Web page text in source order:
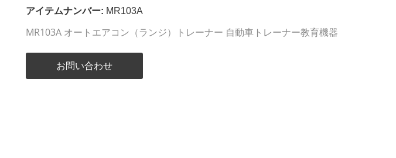
アイテムナンバー: MR103A
MR103A オートエアコン（ランジ）トレーナー 自動車トレーナー教育機器
お問い合わせ